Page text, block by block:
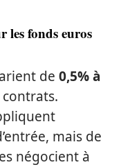
les fonds euros
de 0,5% à
mais de
négocient à